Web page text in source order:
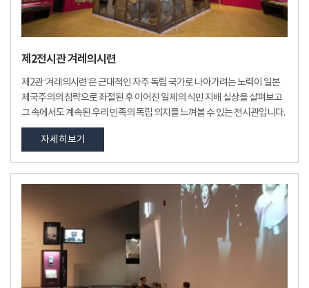
제2전시관 겨레의시련
제2관 ‘겨레의시련’은 근대적인 자주 독립 국가로 나아가려는 노력이 일본
제국주의의 침략으로 좌절된 후 이어진 일제의 식민 지배 실상을 살펴보고
그 속에서도 계속된 우리 민족의 독립 의지를 느껴볼 수 있는 전시관입니다.
자세히보기